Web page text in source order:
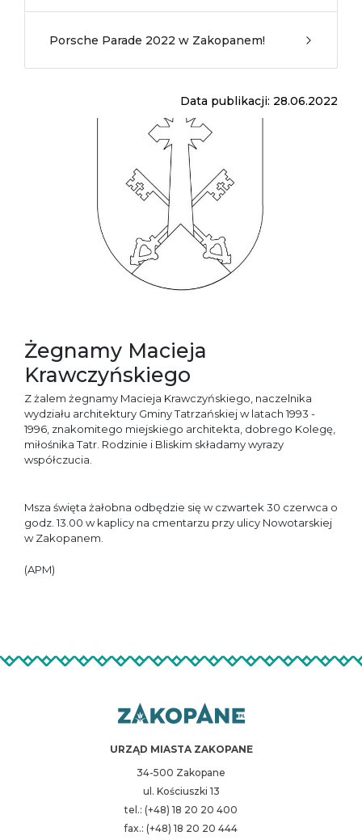
Porsche Parade 2022 w Zakopanem!
Data publikacji: 28.06.2022
Żegnamy Macieja
Krawczyńskiego
Z żalem żegnamy Macieja Krawczyńskiego, naczelnika
wydziału architektury Gminy Tatrzańskiej w latach 1993 -
1996, znakomitego miejskiego architekta, dobrego Kolegę,
miłośnika Tatr. Rodzinie i Bliskim składamy wyrazy
współczucia.
Msza święta żałobna odbędzie się w czwartek 30 czerwca o
godz. 13.00 w kaplicy na cmentarzu przy ulicy Nowotarskiej
w Zakopanem.
(APM)
URZĄD MIASTA ZAKOPANE
34-500 Zakopane
ul. Kościuszki 13
tel.: (+48) 18 20 20 400
fax.: (+48) 18 20 20 444